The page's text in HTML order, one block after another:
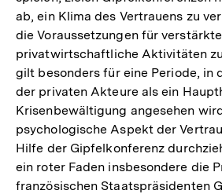
ab, ein Klima des Vertrauens zu
die Voraussetzungen für verstärkte
privatwirtschaftliche Aktivitäten
gilt besonders für eine Periode, in
der privaten Akteure als ein
Krisenbewältigung angesehen
psychologische Aspekt der
Hilfe der Gipfelkonferenz
ein roter Faden insbesondere die
französischen Staatspräsidenten